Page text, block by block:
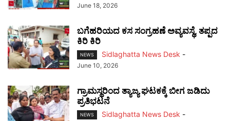
June 18, 2026
ಬಗೆಹರಿಯದ ಕಸ ಸಂಗ್ರಹಣೆ ಅವ್ಯವಸ್ಥೆ, ತಪ್ಪದ
ಕಿರಿ ಕಿರಿ
NEWS Sidlaghatta News Desk -
June 10, 2026
ಗ್ರಾಮಸ್ಥರಿಂದ ತ್ಯಾಜ್ಯ ಘಟಕಕ್ಕೆ ಬೀಗ ಜಡಿದು
ಪ್ರತಿಭಟನೆ
NEWS Sidlaghatta News Desk -